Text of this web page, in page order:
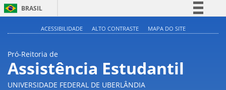
BRASIL
Acesso à informação
Legislação
ACESSIBILIDADE ALTO CONTRASTE MAPA DO SITE
Pró-Reitoria de
Assistência Estudantil
UNIVERSIDADE FEDERAL DE UBERLÂNDIA